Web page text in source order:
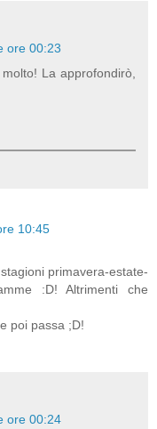
ore 00:23
La approfondirò,
10:45
primavera-estate-
:D! Altrimenti che
poi passa ;D!
ore 00:24